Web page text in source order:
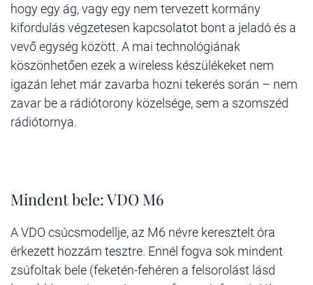
hogy egy ág, vagy egy nem tervezett kormány
kifordulás végzetesen kapcsolatot bont a jeladó és a
vevő egység között. A mai technológiának
köszönhetően ezek a wireless készülékeket nem
igazán lehet már zavarba hozni tekerés során – nem
zavar be a rádiótorony közelsége, sem a szomszéd
rádiótornya.
Mindent bele: VDO M6
A VDO csúcsmodellje, az M6 névre keresztelt óra
érkezett hozzám tesztre. Ennél fogva sok mindent
zsúfoltak bele (feketén-fehéren a felsorolást lásd